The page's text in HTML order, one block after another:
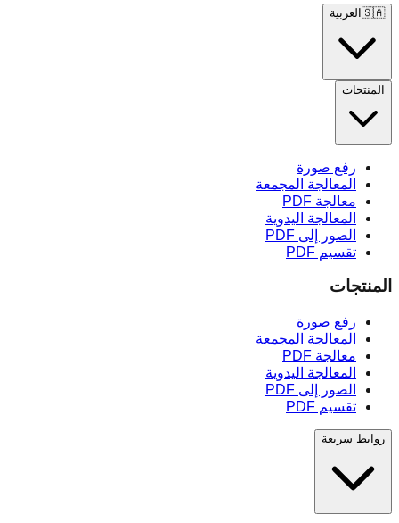
🇸🇦العربية
المنتجات
رفع صورة
المعالجة المجمعة
معالجة PDF
المعالجة اليدوية
الصور إلى PDF
تقسيم PDF
المنتجات
رفع صورة
المعالجة المجمعة
معالجة PDF
المعالجة اليدوية
الصور إلى PDF
تقسيم PDF
روابط سريعة